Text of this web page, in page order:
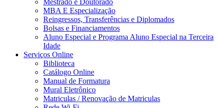
Mestrado e Doutorado
MBA E Especialização
Reingressos, Transferências e Diplomados
Bolsas e Financiamentos
Aluno Especial e Programa Aluno Especial na Terceira
Idade
Serviços Online
Biblioteca
Catálogo Online
Manual de Formatura
Mural Eletrônico
Matriculas / Renovação de Matriculas